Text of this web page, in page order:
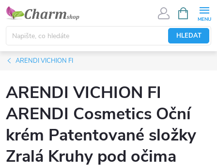
Přejít
obsah
HLEDAT
NÁKUPNÍ
KOŠÍK
ARENDI VICHION FI
ARENDI VICHION FI
ARENDI Cosmetics Oční
krém Patentované složky
Zralá Kruhy pod očima